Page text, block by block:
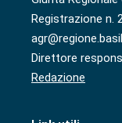
Registrazione n.
Direttore
Redazione